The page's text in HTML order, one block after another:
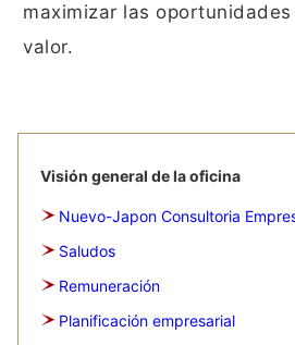
maximizar las
valor.
Visión general de la oficina
Nuevo-Japon Consultoria
Saludos
Remuneración
Planificación empresarial